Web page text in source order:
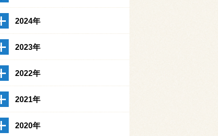
2024年
2023年
2022年
2021年
2020年